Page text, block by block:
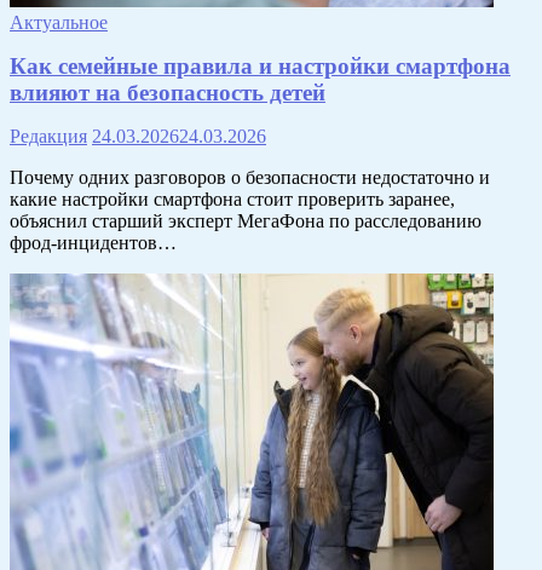
Актуальное
Как семейные правила и настройки смартфона
влияют на безопасность детей
Редакция 24.03.202624.03.2026
Почему одних разговоров о безопасности недостаточно и
какие настройки смартфона стоит проверить заранее,
объяснил старший эксперт МегаФона по расследованию
фрод-инцидентов…